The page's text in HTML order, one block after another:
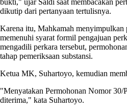
dikutip dari pertanyaan tertulisnya.
Karena itu, Mahkamah menyimpulkan
memenuhi syarat formil pengajuan
mengadili perkara tersebut,
tahap pemeriksaan substansi.
Ketua MK, Suhartoyo, kemudian
"Menyatakan Permohonan Nomor
diterima," kata Suhartoyo.